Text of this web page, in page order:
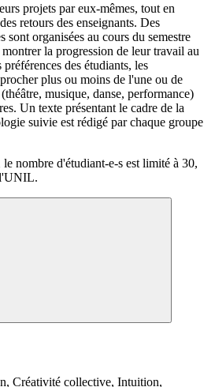
projets par eux-mêmes, tout en
retours des enseignants. Des
sont organisées au cours du semestre
la progression de leur travail au
des étudiants, les
plus ou moins de l'une ou de
musique, danse, performance)
Un texte présentant le cadre de la
suivie est rédigé par chaque groupe
nombre d'étudiant-e-s est limité à 30,
Créativité collective, Intuition,